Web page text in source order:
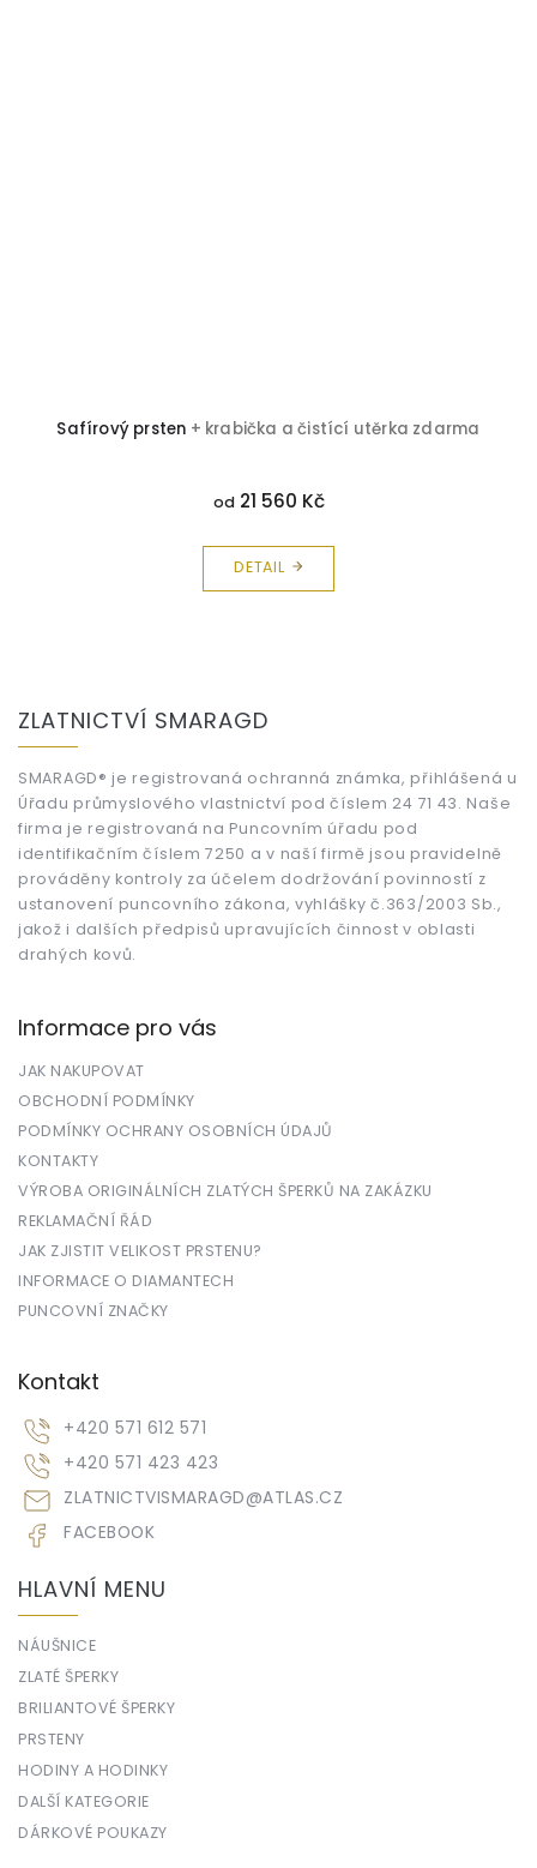
Safírový prsten + krabička a čistící utěrka zdarma
od21 560 Kč
DETAIL
ZLATNICTVÍ SMARAGD
SMARAGD® je registrovaná ochranná známka, přihlášená u
Úřadu průmyslového vlastnictví pod číslem 24 71 43. Naše
firma je registrovaná na Puncovním úřadu pod
identifikačním číslem 7250 a v naší firmě jsou pravidelně
prováděny kontroly za účelem dodržování povinností z
ustanovení puncovního zákona, vyhlášky č.363/2003 Sb.,
jakož i dalších předpisů upravujících činnost v oblasti
drahých kovů.
Informace pro vás
JAK NAKUPOVAT
OBCHODNÍ PODMÍNKY
PODMÍNKY OCHRANY OSOBNÍCH ÚDAJŮ
KONTAKTY
VÝROBA ORIGINÁLNÍCH ZLATÝCH ŠPERKŮ NA ZAKÁZKU
REKLAMAČNÍ ŘÁD
JAK ZJISTIT VELIKOST PRSTENU?
INFORMACE O DIAMANTECH
PUNCOVNÍ ZNAČKY
Kontakt
ZLATNICTVISMARAGD@ATLAS.CZ
+420 571 612 571
+420 571 423 423
FACEBOOK
HLAVNÍ MENU
NÁUŠNICE
ZLATÉ ŠPERKY
BRILIANTOVÉ ŠPERKY
PRSTENY
HODINY A HODINKY
DALŠÍ KATEGORIE
DÁRKOVÉ POUKAZY